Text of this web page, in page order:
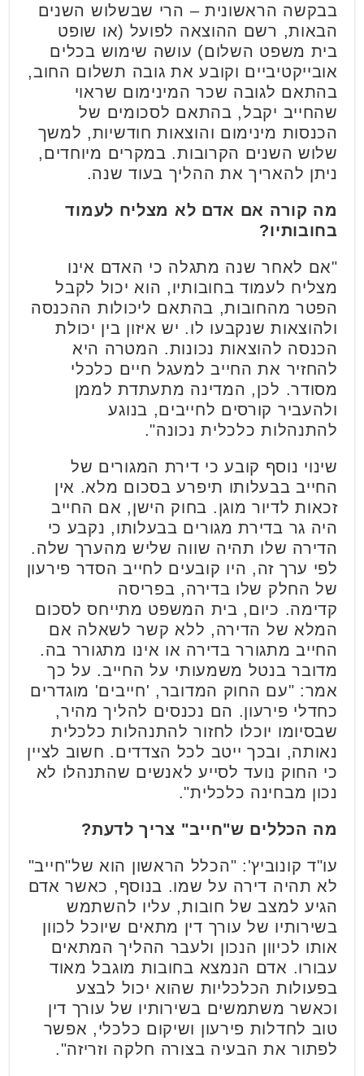
בבקשה הראשונית – הרי שבשלוש השנים
הבאות, רשם ההוצאה לפועל (או שופט
בית משפט השלום) עושה שימוש בכלים
אובייקטיביים וקובע את גובה תשלום החוב,
בהתאם לגובה שכר המינימום שראוי
שהחייב יקבל, בהתאם לסכומים של
הכנסות מינימום והוצאות חודשיות, למשך
שלוש השנים הקרובות. במקרים מיוחדים,
ניתן להאריך את ההליך בעוד שנה.
מה קורה אם אדם לא מצליח לעמוד
בחובותיו?
"אם לאחר שנה מתגלה כי האדם אינו
מצליח לעמוד בחובותיו, הוא יכול לקבל
הפטר מהחובות, בהתאם ליכולות ההכנסה
ולהוצאות שנקבעו לו. יש איזון בין יכולת
הכנסה להוצאות נכונות. המטרה היא
להחזיר את החייב למעגל חיים כלכלי
מסודר. לכן, המדינה מתעתדת לממן
ולהעביר קורסים לחייבים, בנוגע
להתנהלות כלכלית נכונה".
שינוי נוסף קובע כי דירת המגורים של
החייב בבעלותו תיפרע בסכום מלא. אין
זכאות לדיור מוגן. בחוק הישן, אם החייב
היה גר בדירת מגורים בבעלותו, נקבע כי
הדירה שלו תהיה שווה שליש מהערך שלה.
לפי ערך זה, היו קובעים לחייב הסדר פירעון
של החלק שלו בדירה, בפריסה
קדימה. כיום, בית המשפט מתייחס לסכום
המלא של הדירה, ללא קשר לשאלה אם
החייב מתגורר בדירה או אינו מתגורר בה.
מדובר בנטל משמעותי על החייב. על כך
אמר: "עם החוק המדובר, 'חייבים' מוגדרים
כחדלי פירעון. הם נכנסים להליך מהיר,
שבסיומו יוכלו לחזור להתנהלות כלכלית
נאותה, ובכך ייטב לכל הצדדים. חשוב לציין
כי החוק נועד לסייע לאנשים שהתנהלו לא
נכון מבחינה כלכלית".
מה הכללים ש"חייב" צריך לדעת?
עו"ד קונוביץ': "הכלל הראשון הוא של"חייב"
לא תהיה דירה על שמו. בנוסף, כאשר אדם
הגיע למצב של חובות, עליו להשתמש
בשירותיו של עורך דין מתאים שיוכל לכוון
אותו לכיוון הנכון ולעבר ההליך המתאים
עבורו. אדם הנמצא בחובות מוגבל מאוד
בפעולות הכלכליות שהוא יכול לבצע
וכאשר משתמשים בשירותיו של עורך דין
טוב לחדלות פירעון ושיקום כלכלי, אפשר
לפתור את הבעיה בצורה חלקה וזריזה".